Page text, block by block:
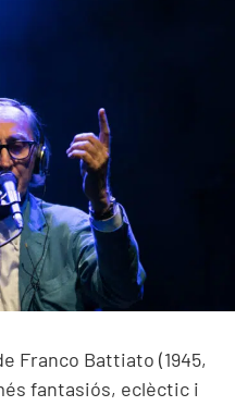
Franco Battiato (1945,
fantasiós, eclèctic i